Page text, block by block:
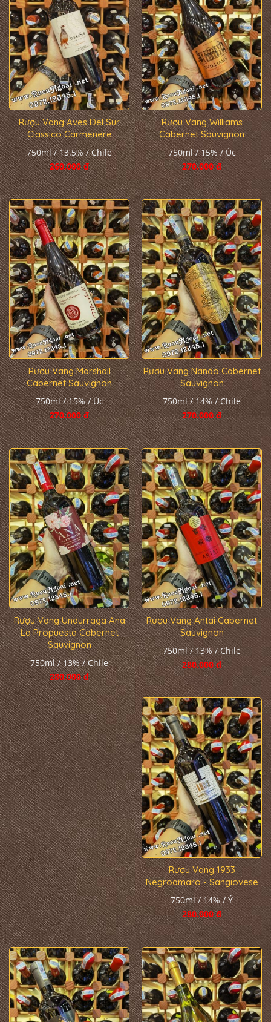
Rượu Vang Aves Del Sur
Classico Carmenere
750ml / 13.5% / Chile
260.000 đ
Rượu Vang Williams
Cabernet Sauvignon
750ml / 15% / Úc
270.000 đ
Rượu Vang Marshall
Cabernet Sauvignon
750ml / 15% / Úc
270.000 đ
Rượu Vang Nando Cabernet
Sauvignon
750ml / 14% / Chile
270.000 đ
Rượu Vang Undurraga Ana
La Propuesta Cabernet
Sauvignon
750ml / 13% / Chile
280.000 đ
Rượu Vang Antai Cabernet
Sauvignon
750ml / 13% / Chile
280.000 đ
Rượu Vang 1933
Negroamaro - Sangiovese
750ml / 14% / Ý
280.000 đ